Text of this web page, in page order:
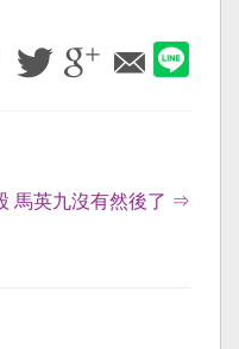
馬英九沒有然後了 ⇒